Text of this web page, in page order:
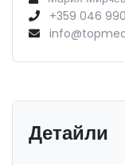
+359 046
Детайли